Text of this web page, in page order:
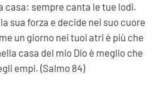
casa: sempre canta le tue lodi.
sua forza e decide nel suo cuore
un giorno nei tuoi atri è più che
casa del mio Dio è meglio che
empi. (Salmo 84)